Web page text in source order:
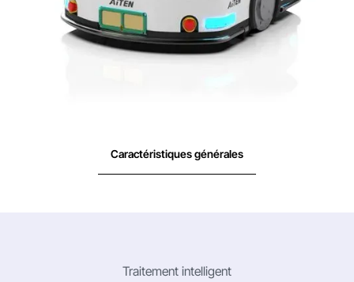
Caractéristiques générales
Traitement intelligent